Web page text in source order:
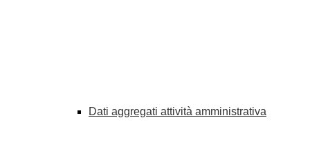
Dati aggregati attività amministrativa